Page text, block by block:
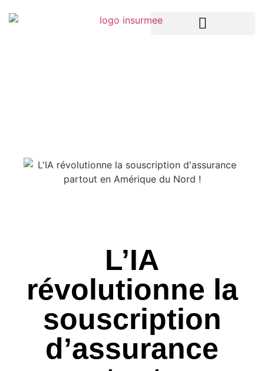
L’IA
révolutionne la
souscription
d’assurance